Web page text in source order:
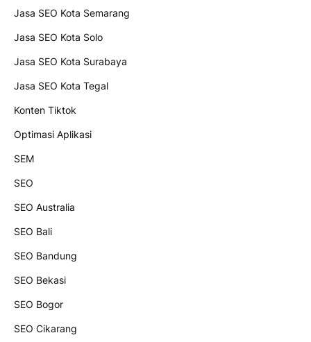
Jasa SEO Kota Semarang
Jasa SEO Kota Solo
Jasa SEO Kota Surabaya
Jasa SEO Kota Tegal
Konten Tiktok
Optimasi Aplikasi
SEM
SEO
SEO Australia
SEO Bali
SEO Bandung
SEO Bekasi
SEO Bogor
SEO Cikarang